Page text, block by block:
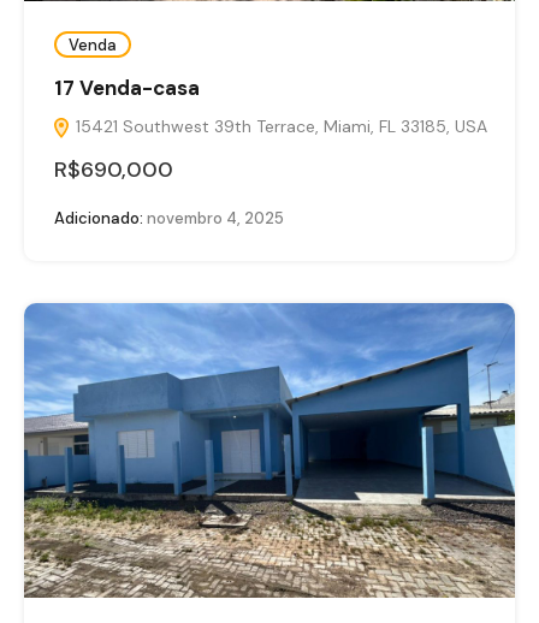
Venda
17 Venda-casa
15421 Southwest 39th Terrace, Miami, FL 33185, USA
R$690,000
Adicionado: novembro 4, 2025